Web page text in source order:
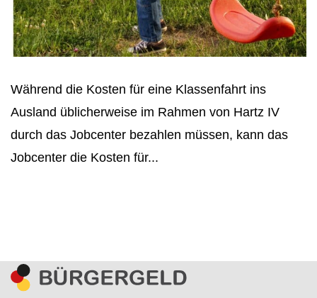
Während die Kosten für eine Klassenfahrt ins
Ausland üblicherweise im Rahmen von Hartz IV
durch das Jobcenter bezahlen müssen, kann das
Jobcenter die Kosten für...